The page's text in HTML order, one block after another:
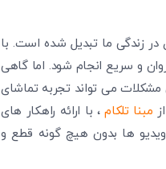
در زندگی ما تبدیل شده است. با
و سریع انجام شود. اما گاهی
می‌ تواند تجربه تماشای
مبنا تلکام، با ارائه راهکار های
ویدیو ها بدون هیچ گونه قطع و